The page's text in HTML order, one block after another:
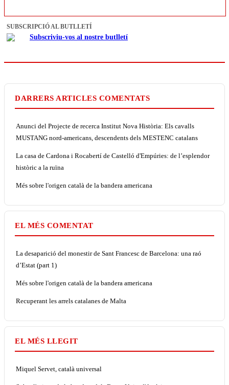
SUBSCRIPCIÓ AL BUTLLETÍ
Subscriviu-vos al nostre butlletí
DARRERS ARTICLES COMENTATS
Anunci del Projecte de recerca Institut Nova Història: Els cavalls
MUSTANG nord-americans, descendents dels MESTENC catalans
La casa de Cardona i Rocabertí de Castelló d'Empúries: de l’esplendor
històric a la ruïna
Més sobre l'origen català de la bandera americana
EL MÉS COMENTAT
La desaparició del monestir de Sant Francesc de Barcelona: una raó
d’Estat (part 1)
Més sobre l'origen català de la bandera americana
Recuperant les arrels catalanes de Malta
EL MÉS LLEGIT
Miquel Servet, català universal